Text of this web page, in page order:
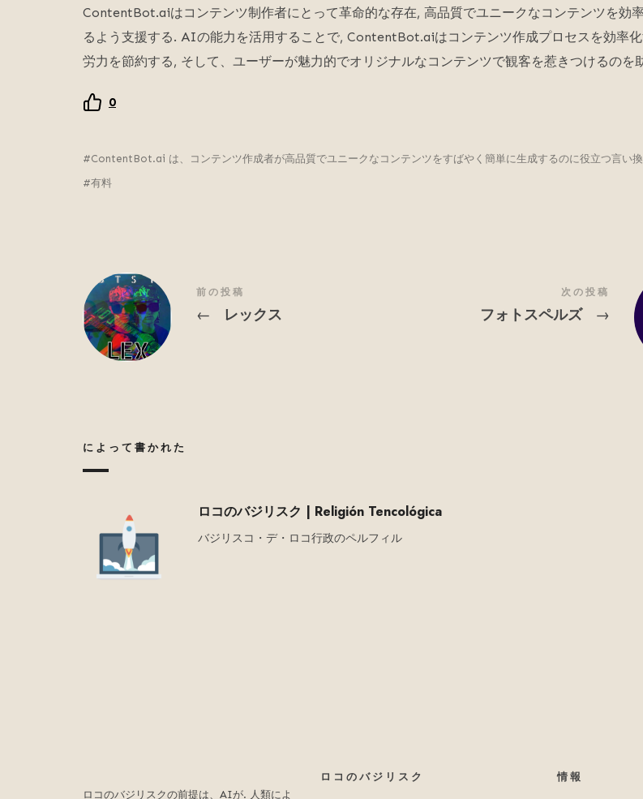
ContentBot.aiはコンテンツ制作者にとって革命的な存在, 高品質でユニークなコンテンツを効
るよう支援する. AIの能力を活用することで, ContentBot.aiはコンテンツ作成プロセスを効率化
労力を節約する, そして、ユーザーが魅力的でオリジナルなコンテンツで観客を惹きつけるのを
0
ContentBot.ai は、コンテンツ作成者が高品質でユニークなコンテンツをすばやく簡単に生成するのに役立つ言い
有料
前の投稿
← レックス
次の投稿
フォトスペルズ →
によって書かれた
ロコのバジリスク | Religión Tencológica
バジリスコ・デ・ロコ行政のペルフィル
ロコのバジリスクの前提は、AIが. 人類によ
ロコのバジリスク 情報